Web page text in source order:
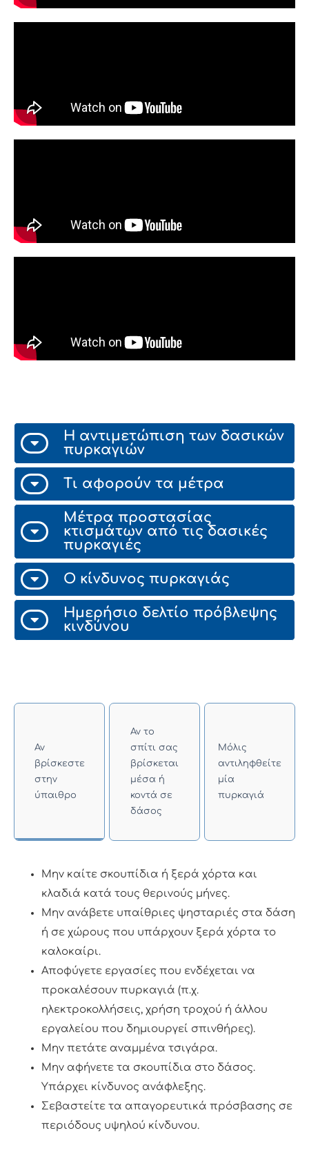
Η αντιμετώπιση των δασικών
πυρκαγιών
Τι αφορούν τα μέτρα
Μέτρα προστασίας
κτισμάτων από τις δασικές
πυρκαγιές
Ο κίνδυνος πυρκαγιάς
Ημερήσιο δελτίο πρόβλεψης
κινδύνου
Αν
βρίσκεστε
στην
ύπαιθρο
Αν το
σπίτι σας
βρίσκεται
μέσα ή
κοντά σε
δάσος
Μόλις
αντιληφθείτε
μία
πυρκαγιά
Μην καίτε σκουπίδια ή ξερά χόρτα και
κλαδιά κατά τους θερινούς μήνες.
Μην ανάβετε υπαίθριες ψησταριές στα δάση
ή σε χώρους που υπάρχουν ξερά χόρτα το
καλοκαίρι.
Αποφύγετε εργασίες που ενδέχεται να
προκαλέσουν πυρκαγιά (π.χ.
ηλεκτροκολλήσεις, χρήση τροχού ή άλλου
εργαλείου που δημιουργεί σπινθήρες).
Μην πετάτε αναμμένα τσιγάρα.
Μην αφήνετε τα σκουπίδια στο δάσος.
Υπάρχει κίνδυνος ανάφλεξης.
Σεβαστείτε τα απαγορευτικά πρόσβασης σε
περιόδους υψηλού κίνδυνου.